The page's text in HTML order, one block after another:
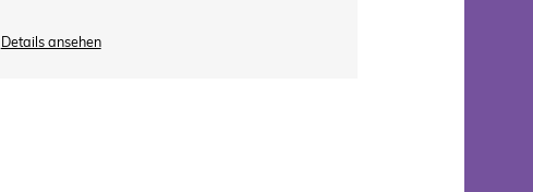
Details ansehen